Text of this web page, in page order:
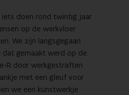
iets doen rond twintig jaar
op de werkvloer
We zijn langsgegaan
dat gemaakt werd op de
R door werkgestraften
met een gleuf voor
we een kunstwerkje